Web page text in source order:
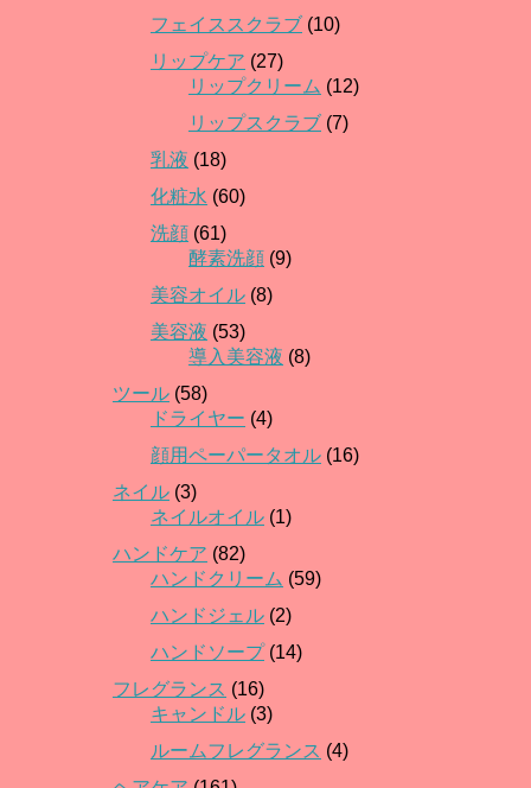
フェイススクラブ (10)
リップケア (27)
リップクリーム (12)
リップスクラブ (7)
乳液 (18)
化粧水 (60)
洗顔 (61)
酵素洗顔 (9)
美容オイル (8)
美容液 (53)
導入美容液 (8)
ツール (58)
ドライヤー (4)
顔用ペーパータオル (16)
ネイル (3)
ネイルオイル (1)
ハンドケア (82)
ハンドクリーム (59)
ハンドジェル (2)
ハンドソープ(14)
フレグランス (16)
キャンドル (3)
ルームフレグランス (4)